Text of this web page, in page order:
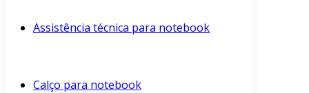
Assistência técnica para notebook
Calço para notebook